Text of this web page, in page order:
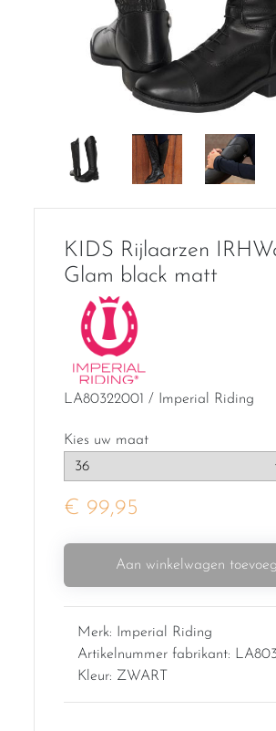
KIDS Rijlaarzen
Glam black matt
LA80322001 / Imperial Riding
Kies uw maat
€ 99,95
Aan winkelwagen
Merk: Imperial Riding
Artikelnummer fabrikant:
Kleur: ZWART